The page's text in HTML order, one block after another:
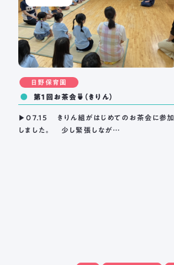
日野保育園
第１回お茶会🍵（きりん）
▶07.15 きりん組がはじめてのお茶会に参加
しました。 少し緊張しなが…